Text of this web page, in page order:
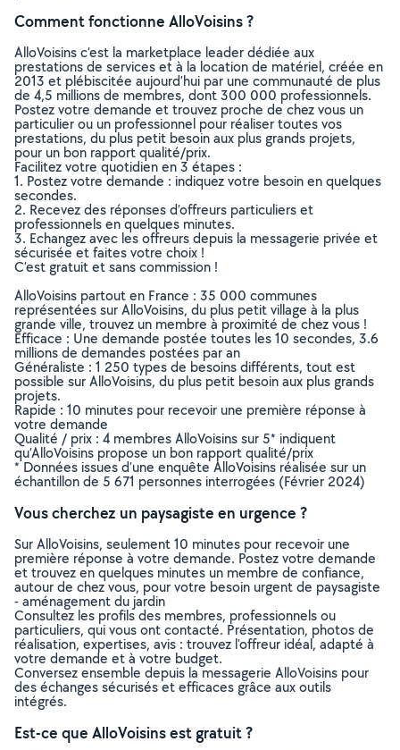
Comment fonctionne AlloVoisins ?
AlloVoisins c’est la marketplace leader dédiée aux
prestations de services et à la location de matériel, créée en
2013 et plébiscitée aujourd’hui par une communauté de plus
de 4,5 millions de membres, dont 300 000 professionnels.
Postez votre demande et trouvez proche de chez vous un
particulier ou un professionnel pour réaliser toutes vos
prestations, du plus petit besoin aux plus grands projets,
pour un bon rapport qualité/prix.
Facilitez votre quotidien en 3 étapes :
1. Postez votre demande : indiquez votre besoin en quelques
secondes.
2. Recevez des réponses d’offreurs particuliers et
professionnels en quelques minutes.
3. Echangez avec les offreurs depuis la messagerie privée et
sécurisée et faites votre choix !
C’est gratuit et sans commission !
AlloVoisins partout en France : 35 000 communes
représentées sur AlloVoisins, du plus petit village à la plus
grande ville, trouvez un membre à proximité de chez vous !
Efficace : Une demande postée toutes les 10 secondes, 3.6
millions de demandes postées par an
Généraliste : 1 250 types de besoins différents, tout est
possible sur AlloVoisins, du plus petit besoin aux plus grands
projets.
Rapide : 10 minutes pour recevoir une première réponse à
votre demande
Qualité / prix : 4 membres AlloVoisins sur 5* indiquent
qu’AlloVoisins propose un bon rapport qualité/prix
* Données issues d’une enquête AlloVoisins réalisée sur un
échantillon de 5 671 personnes interrogées (Février 2024)
Vous cherchez un paysagiste en urgence ?
Sur AlloVoisins, seulement 10 minutes pour recevoir une
première réponse à votre demande. Postez votre demande
et trouvez en quelques minutes un membre de confiance,
autour de chez vous, pour votre besoin urgent de paysagiste
- aménagement du jardin
Consultez les profils des membres, professionnels ou
particuliers, qui vous ont contacté. Présentation, photos de
réalisation, expertises, avis : trouvez l'offreur idéal, adapté à
votre demande et à votre budget.
Conversez ensemble depuis la messagerie AlloVoisins pour
des échanges sécurisés et efficaces grâce aux outils
intégrés.
Est-ce que AlloVoisins est gratuit ?